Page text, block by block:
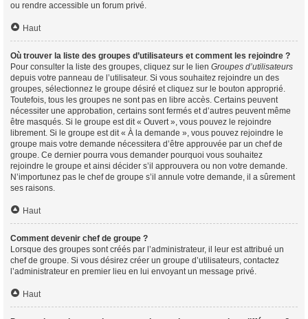
ou rendre accessible un forum privé.
Haut
Où trouver la liste des groupes d’utilisateurs et comment les rejoindre ?
Pour consulter la liste des groupes, cliquez sur le lien Groupes d’utilisateurs
depuis votre panneau de l’utilisateur. Si vous souhaitez rejoindre un des
groupes, sélectionnez le groupe désiré et cliquez sur le bouton approprié.
Toutefois, tous les groupes ne sont pas en libre accès. Certains peuvent
nécessiter une approbation, certains sont fermés et d’autres peuvent même
être masqués. Si le groupe est dit « Ouvert », vous pouvez le rejoindre
librement. Si le groupe est dit « À la demande », vous pouvez rejoindre le
groupe mais votre demande nécessitera d’être approuvée par un chef de
groupe. Ce dernier pourra vous demander pourquoi vous souhaitez
rejoindre le groupe et ainsi décider s’il approuvera ou non votre demande.
N’importunez pas le chef de groupe s’il annule votre demande, il a sûrement
ses raisons.
Haut
Comment devenir chef de groupe ?
Lorsque des groupes sont créés par l’administrateur, il leur est attribué un
chef de groupe. Si vous désirez créer un groupe d’utilisateurs, contactez
l’administrateur en premier lieu en lui envoyant un message privé.
Haut